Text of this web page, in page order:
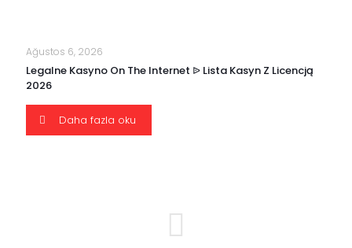
Ağustos 6, 2026
Legalne Kasyno On The Internet ᐉ Lista Kasyn Z Licencją
2026
Daha fazla oku